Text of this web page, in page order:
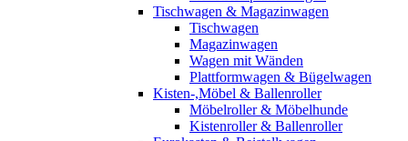
Tischwagen & Magazinwagen
Tischwagen
Magazinwagen
Wagen mit Wänden
Plattformwagen & Bügelwagen
Kisten-,Möbel & Ballenroller
Möbelroller & Möbelhunde
Kistenroller & Ballenroller